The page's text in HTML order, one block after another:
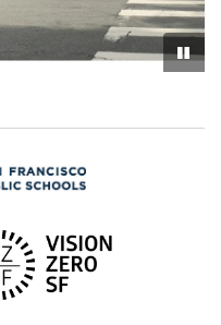
ス
ラ
ド